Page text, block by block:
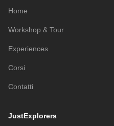
Home
Workshop & Tour
Experiences
Corsi
Contatti
JustExplorers